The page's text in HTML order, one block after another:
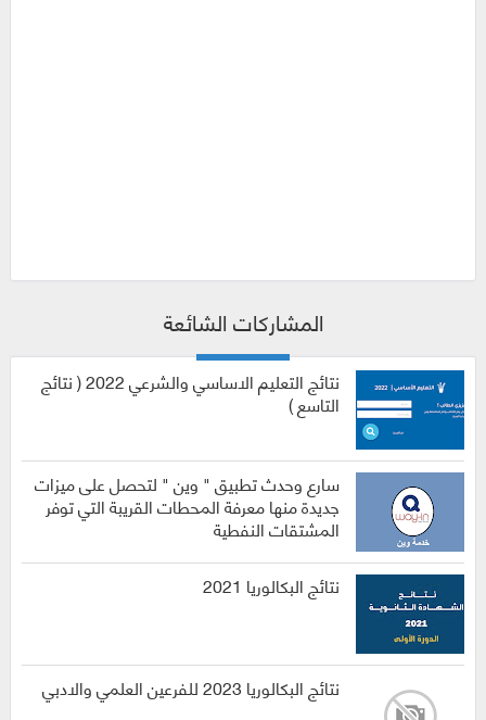
المشاركات الشائعة
نتائج التعليم الاساسي والشرعي 2022 ( نتائج
التاسع )
سارع وحدث تطبيق " وين " لتحصل على ميزات
جديدة منها معرفة المحطات القريبة التي توفر
المشتقات النفطية
نتائج البكالوريا 2021
نتائج البكالوريا 2023 للفرعين العلمي والادبي